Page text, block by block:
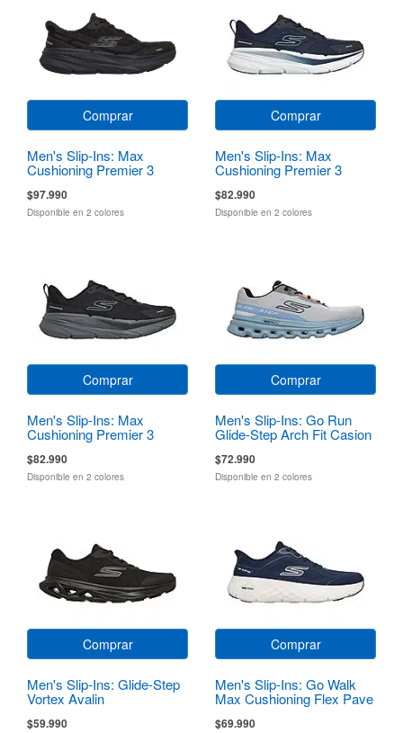
Comprar
Men's Slip-Ins: Max
Cushioning Premier 3
$97.990
Disponible en 2 colores
Comprar
Men's Slip-Ins: Max
Cushioning Premier 3
$82.990
Disponible en 2 colores
Comprar
Men's Slip-Ins: Max
Cushioning Premier 3
$82.990
Disponible en 2 colores
Comprar
Men's Slip-Ins: Go Run
Glide-Step Arch Fit Casion
$72.990
Disponible en 2 colores
Comprar
Men's Slip-Ins: Glide-Step
Vortex Avalin
$59.990
Comprar
Men's Slip-Ins: Go Walk
Max Cushioning Flex Pave
$69.990